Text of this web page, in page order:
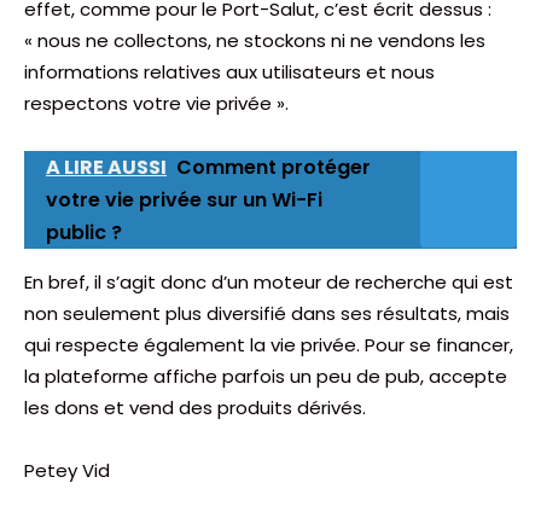
effet, comme pour le Port-Salut, c’est écrit dessus :
« nous ne collectons, ne stockons ni ne vendons les
informations relatives aux utilisateurs et nous
respectons votre vie privée ».
A LIRE AUSSI Comment protéger
votre vie privée sur un Wi-Fi
public ?
En bref, il s’agit donc d’un moteur de recherche qui est
non seulement plus diversifié dans ses résultats, mais
qui respecte également la vie privée. Pour se financer,
la plateforme affiche parfois un peu de pub, accepte
les dons et vend des produits dérivés.
Petey Vid